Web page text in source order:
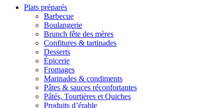
Plats préparés
Barbecue
Boulangerie
Brunch fête des mères
Confitures & tartinades
Desserts
Épicerie
Fromages
Marinades & condiments
Pâtes & sauces réconfortantes
Pâtés, Tourtières et Quiches
Produits d’érable